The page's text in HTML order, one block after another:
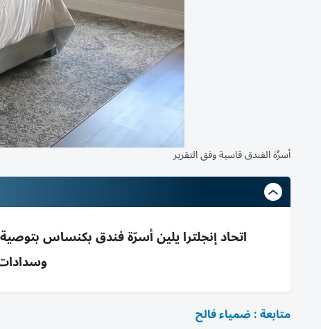
أسرَّة الفندق قاسية وفق التقرير
اتحاد إنجلترا يلين أسرّة فندق بكنساس
متابعة : ضمياء فالح